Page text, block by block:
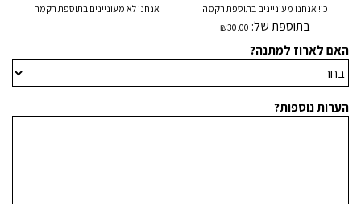
כן! אנחנו מעוניינים בתוספת רקמה
בתוספת של: ₪30.00
אנחנו לא מעוניינים בתוספת רקמה
האם לארוז למתנה?
הערות נוספות?